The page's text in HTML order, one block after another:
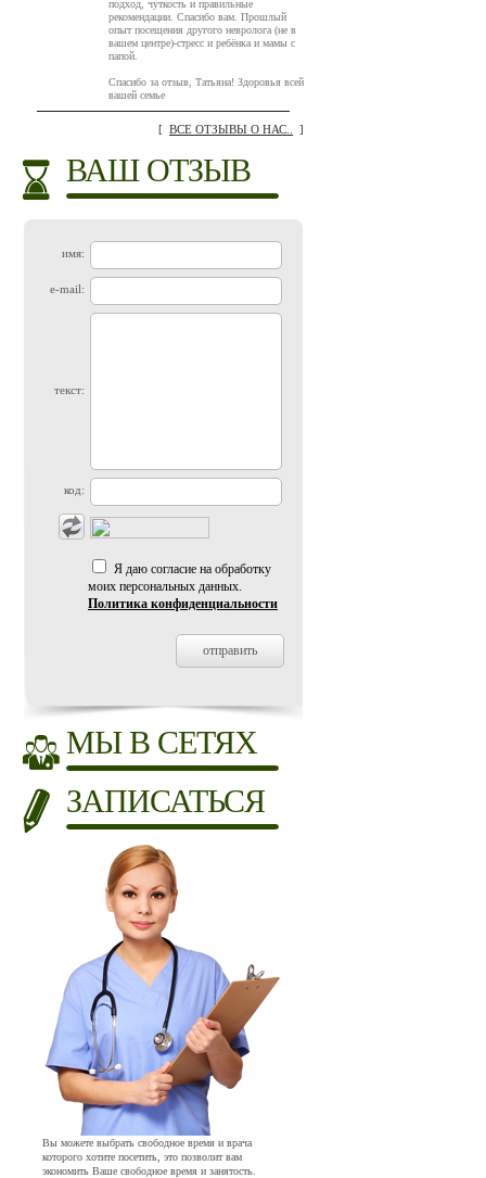
подход, чуткость и правильные
рекомендации. Спасибо вам. Прошлый
опыт посещения другого невролога (не в
вашем центре)-стресс и ребёнка и мамы с
папой.
Спасибо за отзыв, Татьяна! Здоровья всей
вашей семье
[ ВСЕ ОТЗЫВЫ О НАС.. ]
ВАШ ОТЗЫВ
имя:
e-mail:
текст:
код:
Я даю согласие на обработку
моих персональных данных.
Политика конфиденциальности
МЫ В СЕТЯХ
ЗАПИСАТЬСЯ
Вы можете выбрать свободное время и врача
которого хотите посетить, это позволит вам
экономить Ваше свободное время и занятость.